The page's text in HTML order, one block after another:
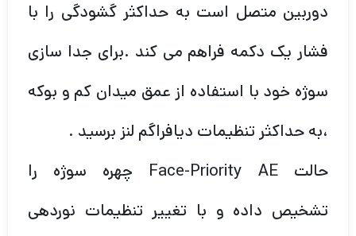
دوربین متصل است به حداکثر گشودگی را با
فشار یک دکمه فراهم می کند .برای جدا سازی
سوژه خود با استفاده از عمق میدان کم و بوکه
،به حداکثر تنظیمات دیافراگم لنز برسید .
حالت Face-Priority AE چهره سوژه را
تشخیص داده و با تغییر تنظیمات نوردهی